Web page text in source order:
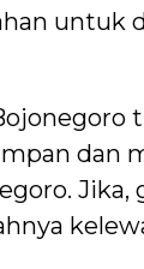
untuk
dan
Jika,